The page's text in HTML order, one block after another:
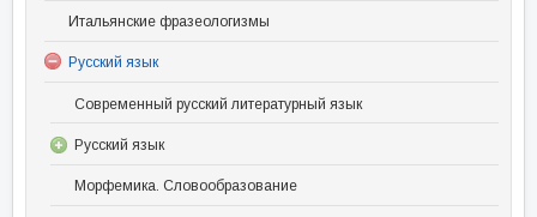
Итальянские фразеологизмы
Русский язык
Современный русский литературный язык
Русский язык
Морфемика. Словообразование